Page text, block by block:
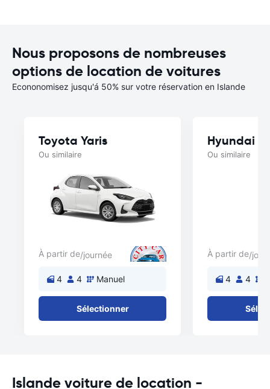
Nous proposons de nombreuses
options de location de voitures
Econonomisez jusqu'á 50% sur votre réservation en Islande
Toyota Yaris
Ou similaire
À partir de/journée
4 4 Manuel
Sélectionner
Hyundai
Ou similaire
À partir de/
4 4
Islande voiture de location -